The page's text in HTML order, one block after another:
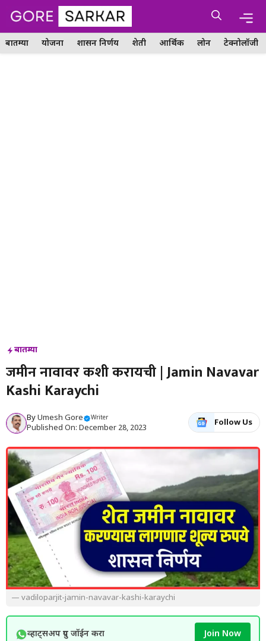
Skip
content
बातम्या योजना शासन निर्णय शेती आर्थिक लोन टेक्नोलॉजी
बातम्या
जमीन नावावर कशी करायची | Jamin Navavar
Kashi Karaychi
ByUmesh Gore Writer
Published On: December 28, 2023
Follow Us
— vadiloparjit-jamin-navavar-kashi-karaychi
व्हाट्सअप ग्रुप जॉईन करा Join Now